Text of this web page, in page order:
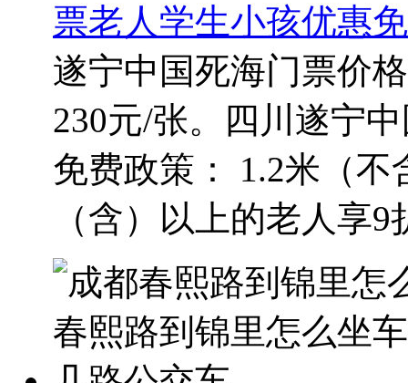
票老人学生小孩优惠
遂宁中国死海门票价
230元/张。四川遂宁
免费政策： 1.2米（
（含）以上的老人享